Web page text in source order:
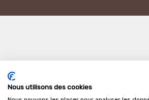
Nous utilisons des cookies